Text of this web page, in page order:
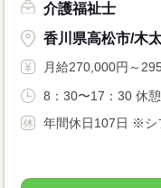
介護福祉士
香川県高松市/木
月給270,000円～
8：30〜17：30 休
年間休日107日 ※シ